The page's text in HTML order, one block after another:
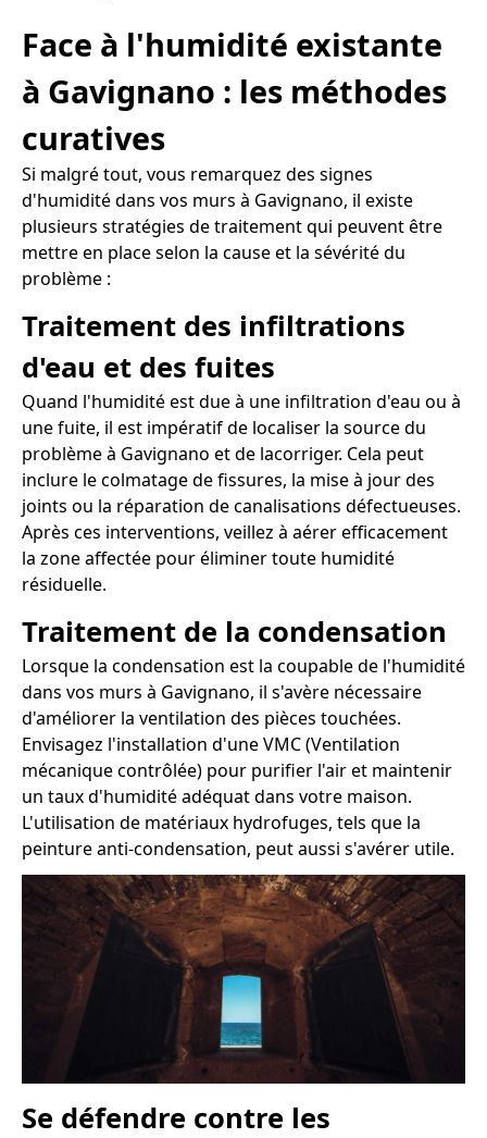
Face à l'humidité existante
à Gavignano : les méthodes
curatives
Si malgré tout, vous remarquez des signes
d'humidité dans vos murs à Gavignano, il existe
plusieurs stratégies de traitement qui peuvent être
mettre en place selon la cause et la sévérité du
problème :
Traitement des infiltrations
d'eau et des fuites
Quand l'humidité est due à une infiltration d'eau ou à
une fuite, il est impératif de localiser la source du
problème à Gavignano et de lacorriger. Cela peut
inclure le colmatage de fissures, la mise à jour des
joints ou la réparation de canalisations défectueuses.
Après ces interventions, veillez à aérer efficacement
la zone affectée pour éliminer toute humidité
résiduelle.
Traitement de la condensation
Lorsque la condensation est la coupable de l'humidité
dans vos murs à Gavignano, il s'avère nécessaire
d'améliorer la ventilation des pièces touchées.
Envisagez l'installation d'une VMC (Ventilation
mécanique contrôlée) pour purifier l'air et maintenir
un taux d'humidité adéquat dans votre maison.
L'utilisation de matériaux hydrofuges, tels que la
peinture anti-condensation, peut aussi s'avérer utile.
Se défendre contre les